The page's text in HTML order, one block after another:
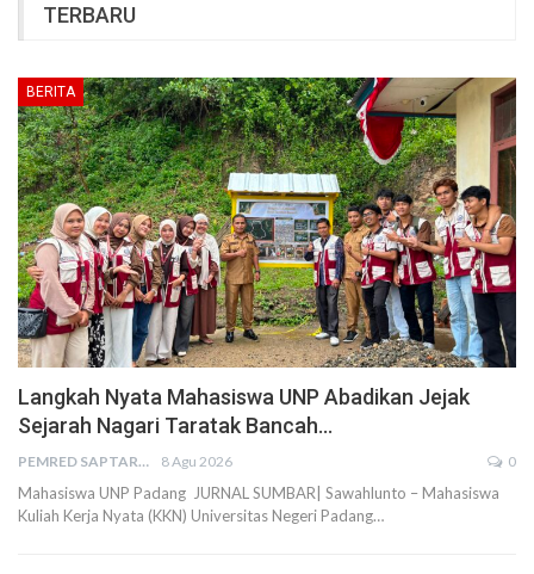
TERBARU
BERITA
Langkah Nyata Mahasiswa UNP Abadikan Jejak
Sejarah Nagari Taratak Bancah…
PEMRED SAPTARIUS 8 Agu 2026 0
Mahasiswa UNP Padang JURNAL SUMBAR| Sawahlunto – Mahasiswa
Kuliah Kerja Nyata (KKN) Universitas Negeri Padang…